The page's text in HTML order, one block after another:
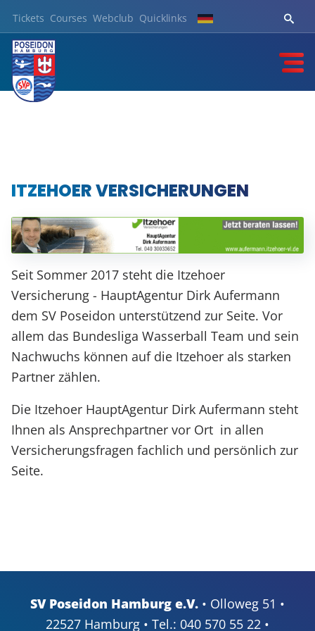
Tickets Courses Webclub Quicklinks
ITZEHOER VERSICHERUNGEN
Seit Sommer 2017 steht die Itzehoer
Versicherung - HauptAgentur Dirk Aufermann
dem SV Poseidon unterstützend zur Seite. Vor
allem das Bundesliga Wasserball Team und sein
Nachwuchs können auf die Itzehoer als starken
Partner zählen.
Die Itzehoer HauptAgentur Dirk Aufermann steht
Ihnen als Ansprechpartner vor Ort in allen
Versicherungsfragen fachlich und persönlich zur
Seite.
SV Poseidon Hamburg e.V. • Olloweg 51 •
22527 Hamburg • Tel.: 040 570 55 22 •